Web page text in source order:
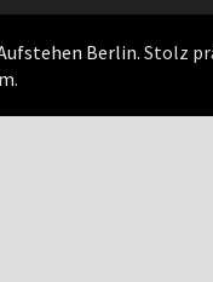
Berlin. Stolz
.